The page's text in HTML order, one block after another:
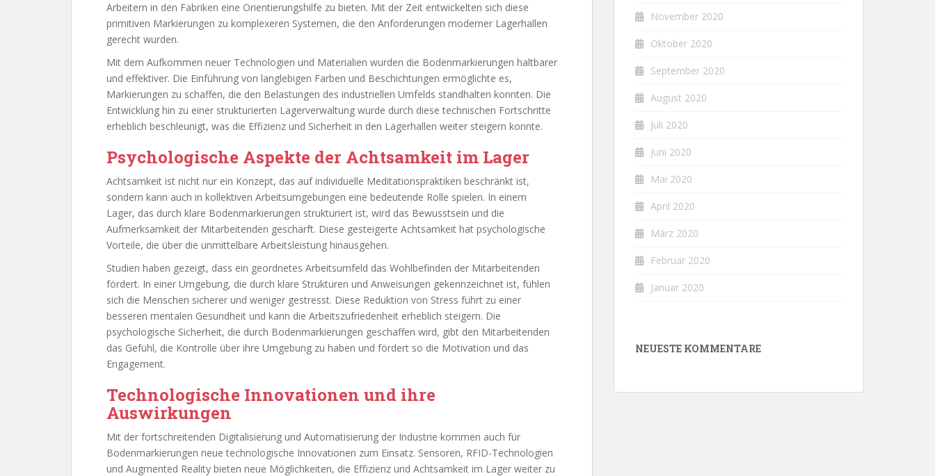
Arbeitern in den Fabriken eine Orientierungshilfe zu bieten. Mit der Zeit entwickelten sich diese
primitiven Markierungen zu komplexeren Systemen, die den Anforderungen moderner Lagerhallen
gerecht wurden.
Mit dem Aufkommen neuer Technologien und Materialien wurden die Bodenmarkierungen haltbarer
und effektiver. Die Einführung von langlebigen Farben und Beschichtungen ermöglichte es,
Markierungen zu schaffen, die den Belastungen des industriellen Umfelds standhalten konnten. Die
Entwicklung hin zu einer strukturierten Lagerverwaltung wurde durch diese technischen Fortschritte
erheblich beschleunigt, was die Effizienz und Sicherheit in den Lagerhallen weiter steigern konnte.
Psychologische Aspekte der Achtsamkeit im Lager
Achtsamkeit ist nicht nur ein Konzept, das auf individuelle Meditationspraktiken beschränkt ist,
sondern kann auch in kollektiven Arbeitsumgebungen eine bedeutende Rolle spielen. In einem
Lager, das durch klare Bodenmarkierungen strukturiert ist, wird das Bewusstsein und die
Aufmerksamkeit der Mitarbeitenden geschärft. Diese gesteigerte Achtsamkeit hat psychologische
Vorteile, die über die unmittelbare Arbeitsleistung hinausgehen.
Studien haben gezeigt, dass ein geordnetes Arbeitsumfeld das Wohlbefinden der Mitarbeitenden
fördert. In einer Umgebung, die durch klare Strukturen und Anweisungen gekennzeichnet ist, fühlen
sich die Menschen sicherer und weniger gestresst. Diese Reduktion von Stress führt zu einer
besseren mentalen Gesundheit und kann die Arbeitszufriedenheit erheblich steigern. Die
psychologische Sicherheit, die durch Bodenmarkierungen geschaffen wird, gibt den Mitarbeitenden
das Gefühl, die Kontrolle über ihre Umgebung zu haben und fördert so die Motivation und das
Engagement.
Technologische Innovationen und ihre
Auswirkungen
Mit der fortschreitenden Digitalisierung und Automatisierung der Industrie kommen auch für
Bodenmarkierungen neue technologische Innovationen zum Einsatz. Sensoren, RFID-Technologien
und Augmented Reality bieten neue Möglichkeiten, die Effizienz und Achtsamkeit im Lager weiter zu
November 2020
Oktober 2020
September 2020
August 2020
Juli 2020
Juni 2020
Mai 2020
April 2020
März 2020
Februar 2020
Januar 2020
NEUESTE KOMMENTARE